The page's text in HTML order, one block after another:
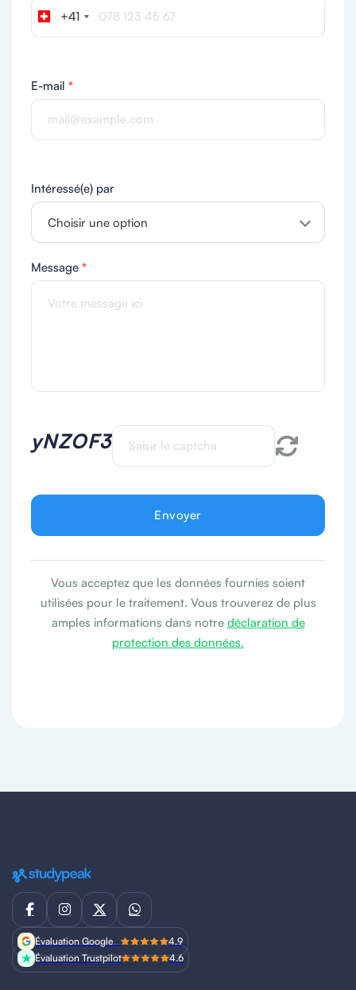
+41
E-mail *
Intéressé(e) par
Choisir une option
Message *
yNZOF3
Vous acceptez que les données fournies soient
utilisées pour le traitement. Vous trouverez de plus
amples informations dans notre déclaration de
protection des données.
Évaluation Google
4.9
Évaluation Trustpilot
4.6